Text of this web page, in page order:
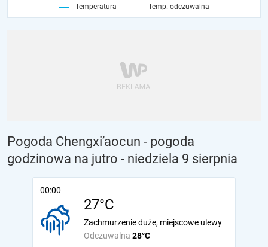
Temperatura Temp. odczuwalna
Pogoda Chengxi’aocun - pogoda
godzinowa na jutro - niedziela 9 sierpnia
00:00
27°C
Odczuwalna 28°C
Zachmurzenie duże, miejscowe ulewy